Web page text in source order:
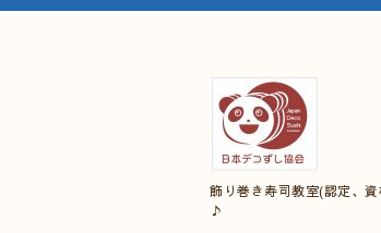
飾り巻き寿司教室(認定、
♪